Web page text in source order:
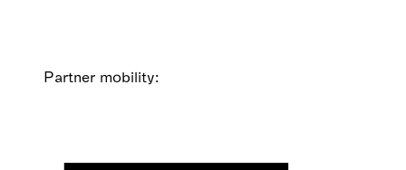
Partner mobility: